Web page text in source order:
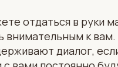
отдаться в руки
внимательным к
диалог,